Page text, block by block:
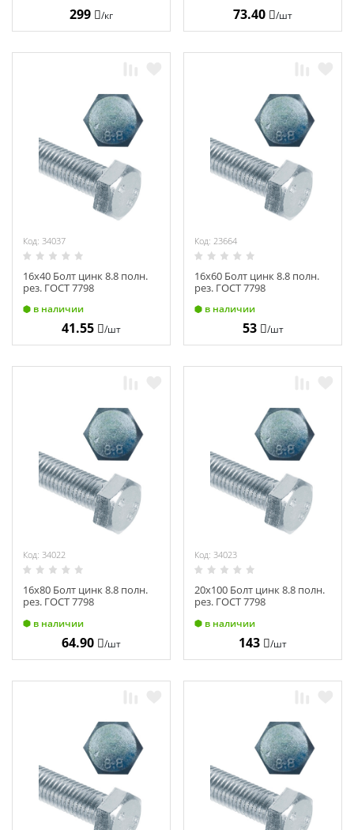
299 /кг 73.40 /шт
Код: 34037
16х40 Болт цинк 8.8 полн.
рез. ГОСТ 7798
в наличии
41.55 /шт
Код: 23664
16х60 Болт цинк 8.8 полн.
рез. ГОСТ 7798
в наличии
53 /шт
Код: 34022
16х80 Болт цинк 8.8 полн.
рез. ГОСТ 7798
в наличии
64.90 /шт
Код: 34023
20х100 Болт цинк 8.8 полн.
рез. ГОСТ 7798
в наличии
143 /шт